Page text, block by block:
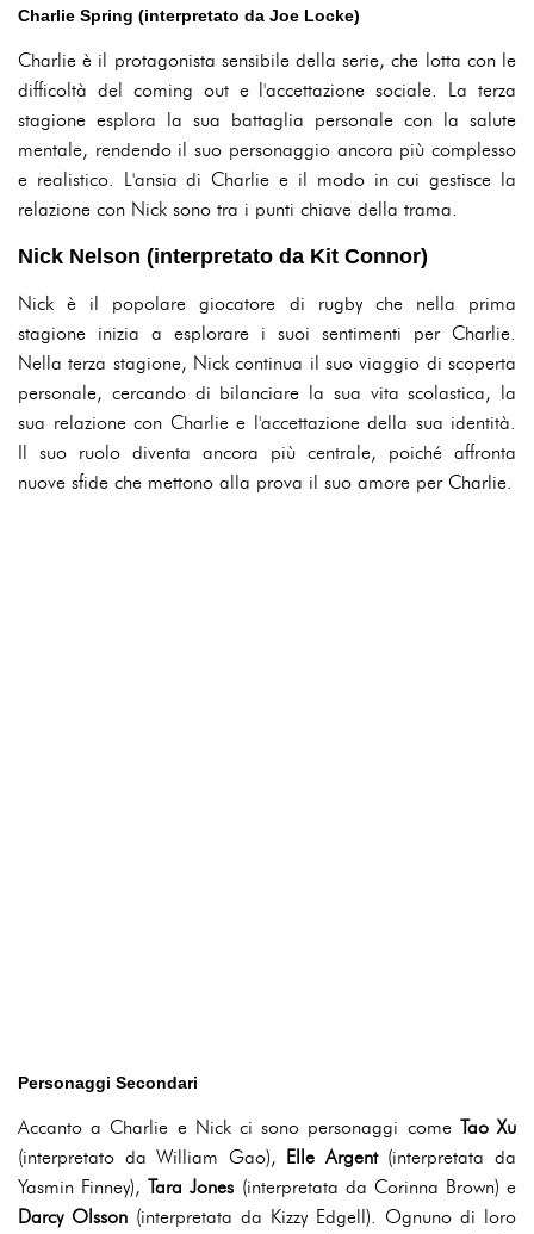
Charlie Spring (interpretato da Joe Locke)
Charlie è il protagonista sensibile della serie, che lotta con le
difficoltà del coming out e l'accettazione sociale. La terza
stagione esplora la sua battaglia personale con la salute
mentale, rendendo il suo personaggio ancora più complesso
e realistico. L'ansia di Charlie e il modo in cui gestisce la
relazione con Nick sono tra i punti chiave della trama.
Nick Nelson (interpretato da Kit Connor)
Nick è il popolare giocatore di rugby che nella prima
stagione inizia a esplorare i suoi sentimenti per Charlie.
Nella terza stagione, Nick continua il suo viaggio di scoperta
personale, cercando di bilanciare la sua vita scolastica, la
sua relazione con Charlie e l'accettazione della sua identità.
Il suo ruolo diventa ancora più centrale, poiché affronta
nuove sfide che mettono alla prova il suo amore per Charlie.
Personaggi Secondari
Accanto a Charlie e Nick ci sono personaggi come Tao Xu
(interpretato da William Gao), Elle Argent(interpretata da
Yasmin Finney),Tara Jones (interpretata da Corinna Brown) e
Darcy Olsson (interpretata da Kizzy Edgell). Ognuno di loro